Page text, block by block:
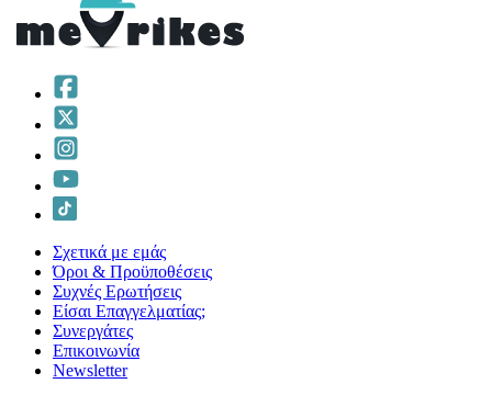
Σχετικά με εμάς
Όροι & Προϋποθέσεις
Συχνές Ερωτήσεις
Είσαι Επαγγελματίας;
Συνεργάτες
Επικοινωνία
Νewsletter